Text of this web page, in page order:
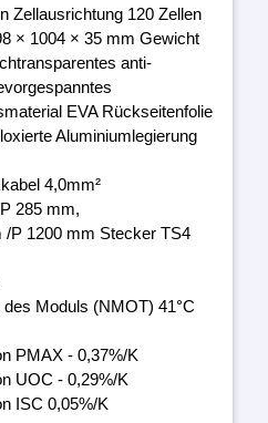
Zellausrichtung 120 Zellen
× 1004 × 35 mm Gewicht
anti-
EVA Rückseitenfolie
Aluminiumlegierung
4,0mm²
285 mm,
P 1200 mm Stecker TS4
Moduls (NMOT) 41°C
PMAX - 0,37%/K
UOC - 0,29%/K
ISC 0,05%/K